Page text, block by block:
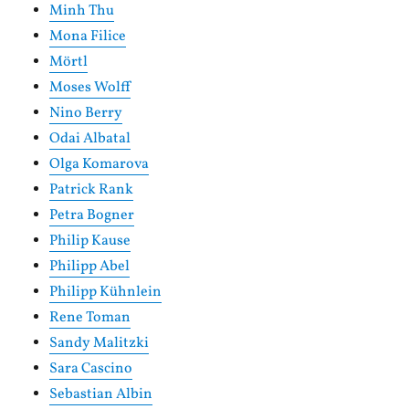
Minh Thu
Mona Filice
Mörtl
Moses Wolff
Nino Berry
Odai Albatal
Olga Komarova
Patrick Rank
Petra Bogner
Philip Kause
Philipp Abel
Philipp Kühnlein
Rene Toman
Sandy Malitzki
Sara Cascino
Sebastian Albin